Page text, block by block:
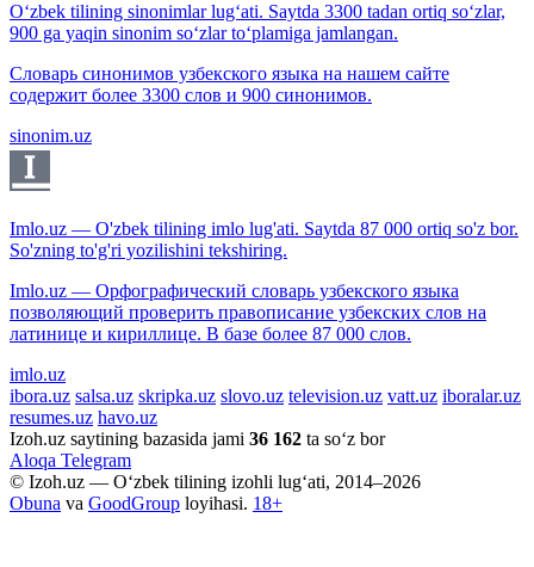
O‘zbek tilining sinonimlar lug‘ati. Saytda 3300 tadan ortiq so‘zlar,
900 ga yaqin sinonim so‘zlar to‘plamiga jamlangan.
Словарь синонимов узбекского языка на нашем сайте
содержит более 3300 слов и 900 синонимов.
sinonim.uz
Imlo.uz — O'zbek tilining imlo lug'ati. Saytda 87 000 ortiq so'z bor.
So'zning to'g'ri yozilishini tekshiring.
Imlo.uz — Орфографический словарь узбекского языка
позволяющий проверить правописание узбекских слов на
латинице и кириллице. В базе более 87 000 слов.
imlo.uz
ibora.uz salsa.uz skripka.uz slovo.uz television.uz vatt.uz iboralar.uz
resumes.uz havo.uz
Izoh.uz saytining bazasida jami 36 162 ta so‘z bor
Aloqa Telegram
© Izoh.uz — O‘zbek tilining izohli lug‘ati, 2014–2026
Obuna va GoodGroup loyihasi. 18+